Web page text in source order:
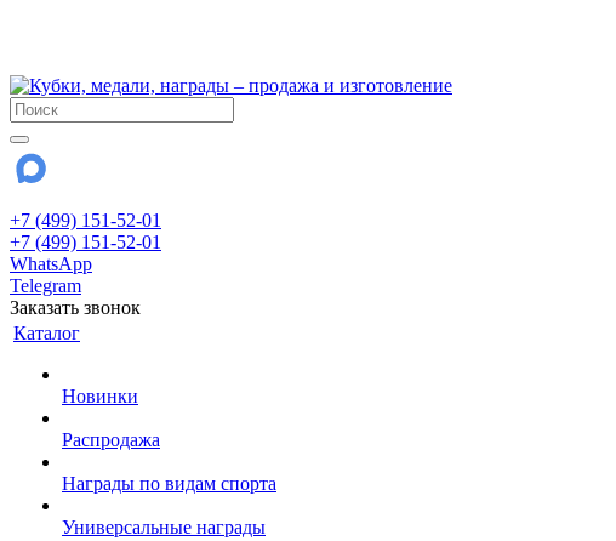
+7 (499) 151-52-01
+7 (499) 151-52-01
WhatsApp
Telegram
Заказать звонок
Каталог
Новинки
Распродажа
Награды по видам спорта
Универсальные награды